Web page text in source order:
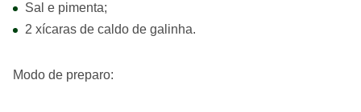
Sal e pimenta;
2 xícaras de caldo de galinha.
Modo de preparo: